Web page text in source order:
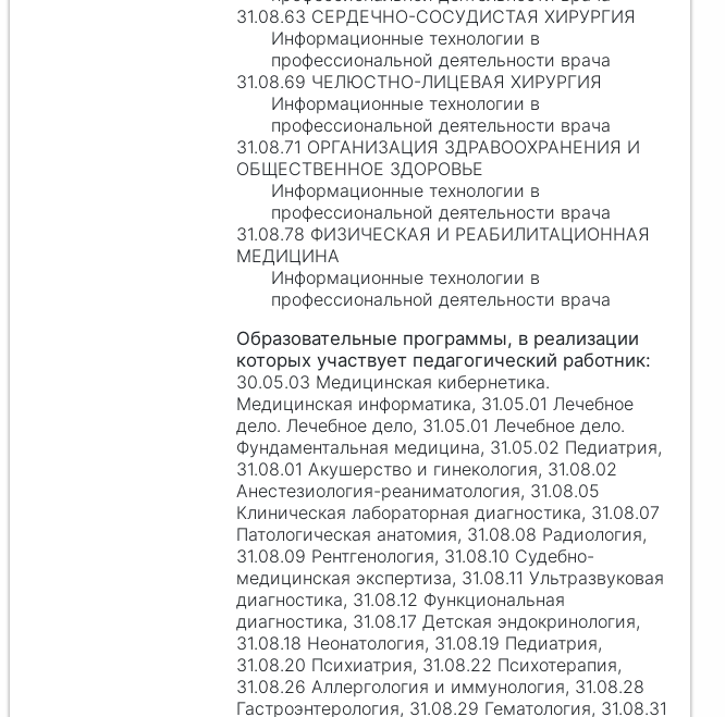
31.08.63 СЕРДЕЧНО-СОСУДИСТАЯ ХИРУРГИЯ
Информационные технологии в
профессиональной деятельности врача
31.08.69 ЧЕЛЮСТНО-ЛИЦЕВАЯ ХИРУРГИЯ
Информационные технологии в
профессиональной деятельности врача
31.08.71 ОРГАНИЗАЦИЯ ЗДРАВООХРАНЕНИЯ И
ОБЩЕСТВЕННОЕ ЗДОРОВЬЕ
Информационные технологии в
профессиональной деятельности врача
31.08.78 ФИЗИЧЕСКАЯ И РЕАБИЛИТАЦИОННАЯ
МЕДИЦИНА
Информационные технологии в
профессиональной деятельности врача
30.05.03 Медицинская кибернетика.
Медицинская информатика, 31.05.01 Лечебное
дело. Лечебное дело, 31.05.01 Лечебное дело.
Фундаментальная медицина, 31.05.02 Педиатрия,
31.08.01 Акушерство и гинекология, 31.08.02
Анестезиология-реаниматология, 31.08.05
Клиническая лабораторная диагностика, 31.08.07
Патологическая анатомия, 31.08.08 Радиология,
31.08.09 Рентгенология, 31.08.10 Судебно-
медицинская экспертиза, 31.08.11 Ультразвуковая
диагностика, 31.08.12 Функциональная
диагностика, 31.08.17 Детская эндокринология,
31.08.18 Неонатология, 31.08.19 Педиатрия,
31.08.20 Психиатрия, 31.08.22 Психотерапия,
31.08.26 Аллергология и иммунология, 31.08.28
Гастроэнтерология, 31.08.29 Гематология, 31.08.31